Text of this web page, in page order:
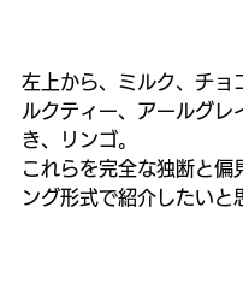
左上から、ミルク、チョ
ルクティー、アールグレ
き、リンゴ。
これらを完全な独断と偏
ング形式で紹介したいと